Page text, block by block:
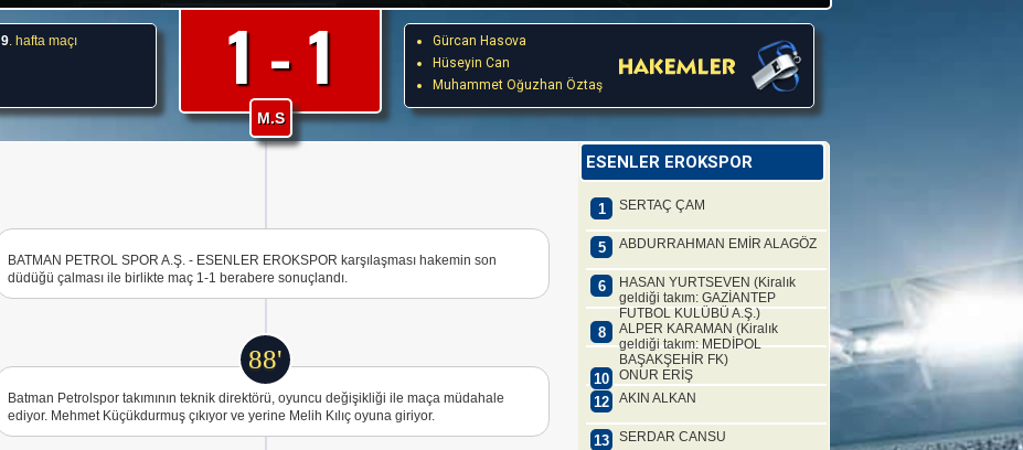
9. hafta maçı
1 - 1
Gürcan Hasova
Hüseyin Can
Muhammet Oğuzhan Öztaş
M.S
BATMAN PETROL SPOR A.Ş. - ESENLER EROKSPOR karşılaşması hakemin son
düdüğü çalması ile birlikte maç 1-1 berabere sonuçlandı.
88'
Batman Petrolspor takımının teknik direktörü, oyuncu değişikliği ile maça müdahale
ediyor. Mehmet Küçükdurmuş çıkıyor ve yerine Melih Kılıç oyuna giriyor.
ESENLER EROKSPOR
1 SERTAÇ ÇAM
5 ABDURRAHMAN EMİR ALAGÖZ
6
HASAN YURTSEVEN (Kiralık
geldiği takım: GAZİANTEP
FUTBOL KULÜBÜ A.Ş.)
8
ALPER KARAMAN (Kiralık
geldiği takım: MEDİPOL
BAŞAKŞEHİR FK)
10 ONUR ERİŞ
12 AKIN ALKAN
13 SERDAR CANSU